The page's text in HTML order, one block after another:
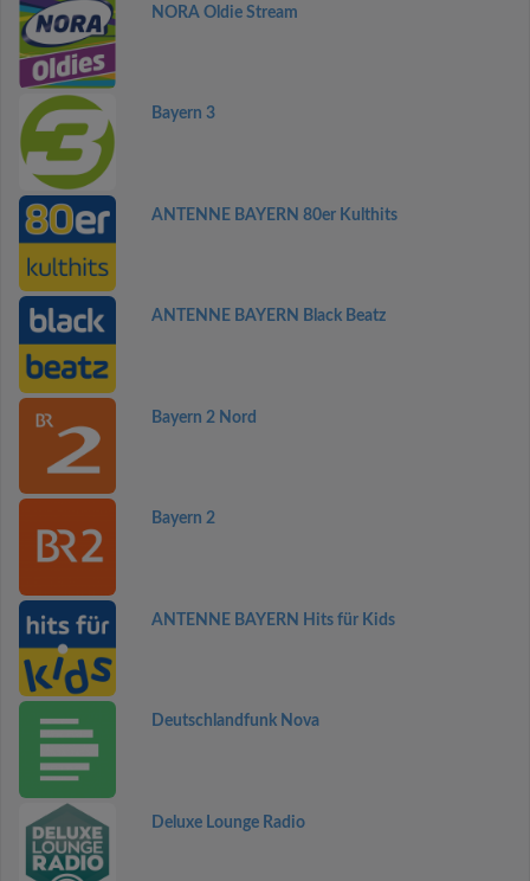
NORA Oldie Stream
Bayern 3
ANTENNE BAYERN 80er Kulthits
ANTENNE BAYERN Black Beatz
Bayern 2 Nord
Bayern 2
ANTENNE BAYERN Hits für Kids
Deutschlandfunk Nova
Deluxe Lounge Radio